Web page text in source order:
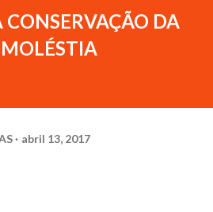
CONSERVAÇÃO DA
abril 13, 2017